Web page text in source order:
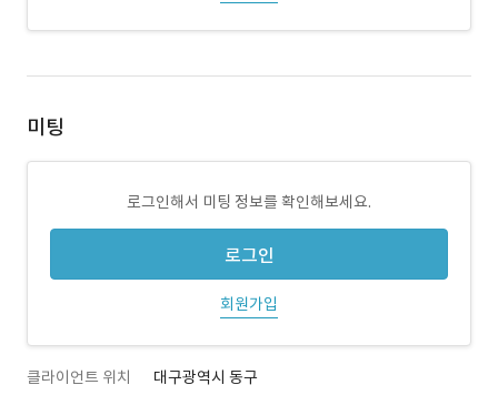
미팅
로그인해서 미팅 정보를 확인해보세요.
로그인
회원가입
클라이언트 위치 대구광역시 동구